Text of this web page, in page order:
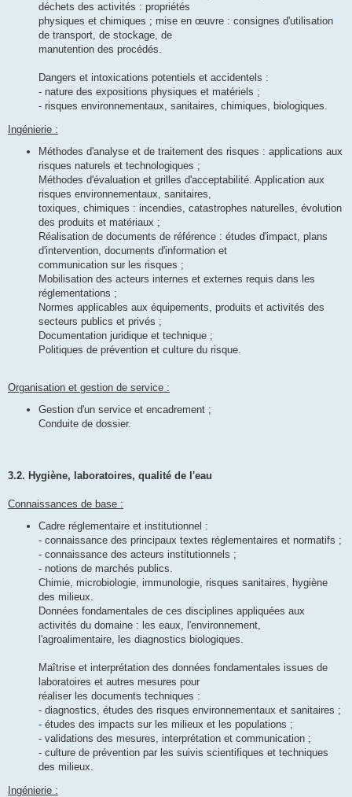
déchets des activités : propriétés
physiques et chimiques ; mise en œuvre : consignes d'utilisation
de transport, de stockage, de
manutention des procédés.
Dangers et intoxications potentiels et accidentels :
- nature des expositions physiques et matériels ;
- risques environnementaux, sanitaires, chimiques, biologiques.
Ingénierie :
Méthodes d'analyse et de traitement des risques : applications aux
risques naturels et technologiques ;
Méthodes d'évaluation et grilles d'acceptabilité. Application aux
risques environnementaux, sanitaires,
toxiques, chimiques : incendies, catastrophes naturelles, évolution
des produits et matériaux ;
Réalisation de documents de référence : études d'impact, plans
d'intervention, documents d'information et
communication sur les risques ;
Mobilisation des acteurs internes et externes requis dans les
réglementations ;
Normes applicables aux équipements, produits et activités des
secteurs publics et privés ;
Documentation juridique et technique ;
Politiques de prévention et culture du risque.
Organisation et gestion de service :
Gestion d'un service et encadrement ;
Conduite de dossier.
3.2. Hygiène, laboratoires, qualité de l'eau
Connaissances de base :
Cadre réglementaire et institutionnel :
- connaissance des principaux textes réglementaires et normatifs ;
- connaissance des acteurs institutionnels ;
- notions de marchés publics.
Chimie, microbiologie, immunologie, risques sanitaires, hygiène
des milieux.
Données fondamentales de ces disciplines appliquées aux
activités du domaine : les eaux, l'environnement,
l'agroalimentaire, les diagnostics biologiques.
Maîtrise et interprétation des données fondamentales issues de
laboratoires et autres mesures pour
réaliser les documents techniques :
- diagnostics, études des risques environnementaux et sanitaires ;
- études des impacts sur les milieux et les populations ;
- validations des mesures, interprétation et communication ;
- culture de prévention par les suivis scientifiques et techniques
des milieux.
Ingénierie :